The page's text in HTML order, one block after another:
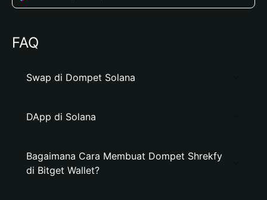
FAQ
Swap di Dompet Solana
DApp di Solana
Bagaimana Cara Membuat Dompet Shrekfy
di Bitget Wallet?